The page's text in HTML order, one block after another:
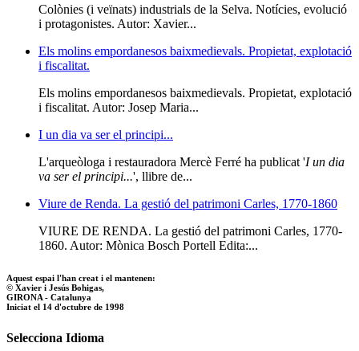
Colònies (i veïnats) industrials de la Selva. Notícies, evolució
i protagonistes. Autor: Xavier...
Els molins empordanesos baixmedievals. Propietat, explotació
i fiscalitat.
Els molins empordanesos baixmedievals. Propietat, explotació
i fiscalitat. Autor: Josep Maria...
I un dia va ser el principi...
L'arqueòloga i restauradora Mercè Ferré ha publicat 'I un dia
va ser el principi...', llibre de...
Viure de Renda. La gestió del patrimoni Carles, 1770-1860
VIURE DE RENDA. La gestió del patrimoni Carles, 1770-
1860. Autor: Mònica Bosch Portell Edita:...
Aquest espai l'han creat i el mantenen:
© Xavier i Jesús Bohigas,
GIRONA - Catalunya
Iniciat el 14 d'octubre de 1998
Selecciona Idioma